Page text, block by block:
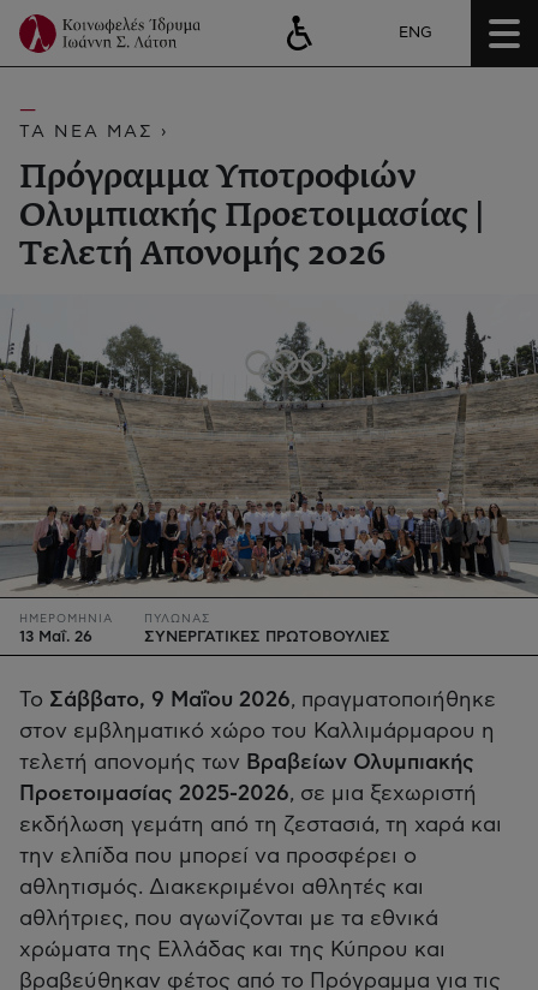
ENG
ΤΑ ΝΕΑ ΜΑΣ ›
Πρόγραμμα Υποτροφιών
Ολυμπιακής Προετοιμασίας |
Τελετή Απονομής 2026
ΗΜΕΡΟΜΗΝΙΑ
13 Μαΐ. 26
ΠΥΛΩΝΑΣ
ΣΥΝΕΡΓΑΤΙΚΕΣ ΠΡΩΤΟΒΟΥΛΙΕΣ
Το Σάββατο, 9 Μαΐου 2026, πραγματοποιήθηκε
στον εμβληματικό χώρο του Καλλιμάρμαρου η
τελετή απονομής των Βραβείων Ολυμπιακής
Προετοιμασίας 2025-2026, σε μια ξεχωριστή
εκδήλωση γεμάτη από τη ζεστασιά, τη χαρά και
την ελπίδα που μπορεί να προσφέρει ο
αθλητισμός. Διακεκριμένοι αθλητές και
αθλήτριες, που αγωνίζονται με τα εθνικά
χρώματα της Ελλάδας και της Κύπρου και
βραβεύθηκαν φέτος από το Πρόγραμμα για τις